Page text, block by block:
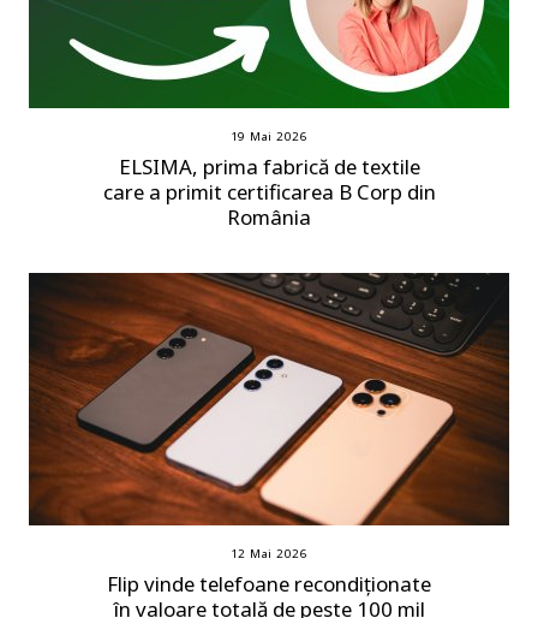
19 Mai 2026
ELSIMA, prima fabrică de textile
care a primit certificarea B Corp din
România
12 Mai 2026
Flip vinde telefoane recondiționate
în valoare totală de peste 100 mil